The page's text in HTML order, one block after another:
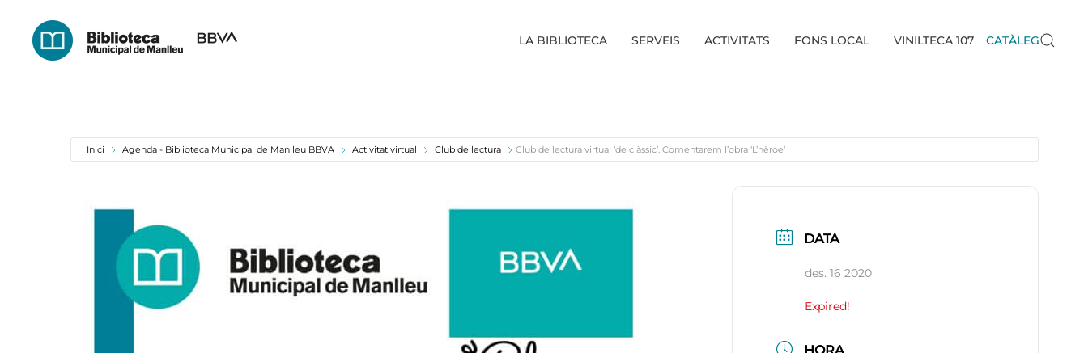
Skip
to
LA BIBLIOTECA SERVEIS ACTIVITATS FONS LOCAL VINILTECA 107 CATÀLEG
Inici Agenda - Biblioteca Municipal de Manlleu BBVA Activitat virtual Club de lectura Club de lectura virtual ‘de clàssic’. Comentarem l’obra ‘L’hèroe‘
DATA
des. 16 2020
Expired!